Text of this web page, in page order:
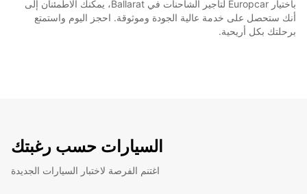
باختيار Europcar لتأجير الشاحنات في Ballarat، يمكنك الاطمئنان إلى
أنك ستحصل على خدمة عالية الجودة وموثوقة. احجز اليوم واستمتع
برحلتك بكل أريحية.
السيارات حسب رغبتك
اغتنم الفرصة لاختبار السيارات الجديدة